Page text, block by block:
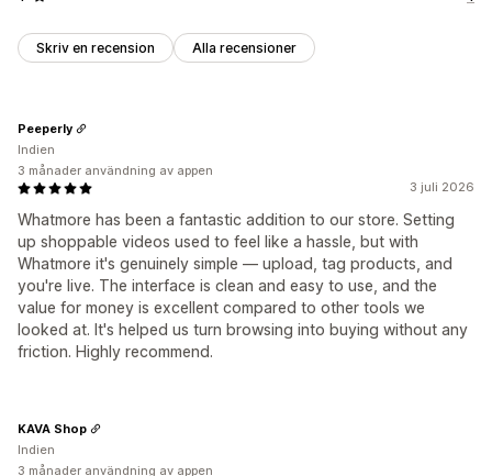
Skriv en recension Alla recensioner
3 juli 2026
Whatmore has been a fantastic addition to our store. Setting
up shoppable videos used to feel like a hassle, but with
Whatmore it's genuinely simple — upload, tag products, and
you're live. The interface is clean and easy to use, and the
value for money is excellent compared to other tools we
looked at. It's helped us turn browsing into buying without any
friction. Highly recommend.
Peeperly
Indien
3 månader användning av appen
KAVA Shop
Indien
3 månader användning av appen